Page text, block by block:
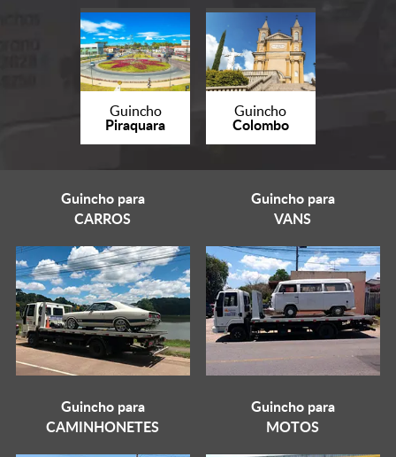
Guincho
Piraquara
Guincho
Colombo
Guincho para
CARROS
Guincho para
VANS
Guincho para
CAMINHONETES
Guincho para
MOTOS